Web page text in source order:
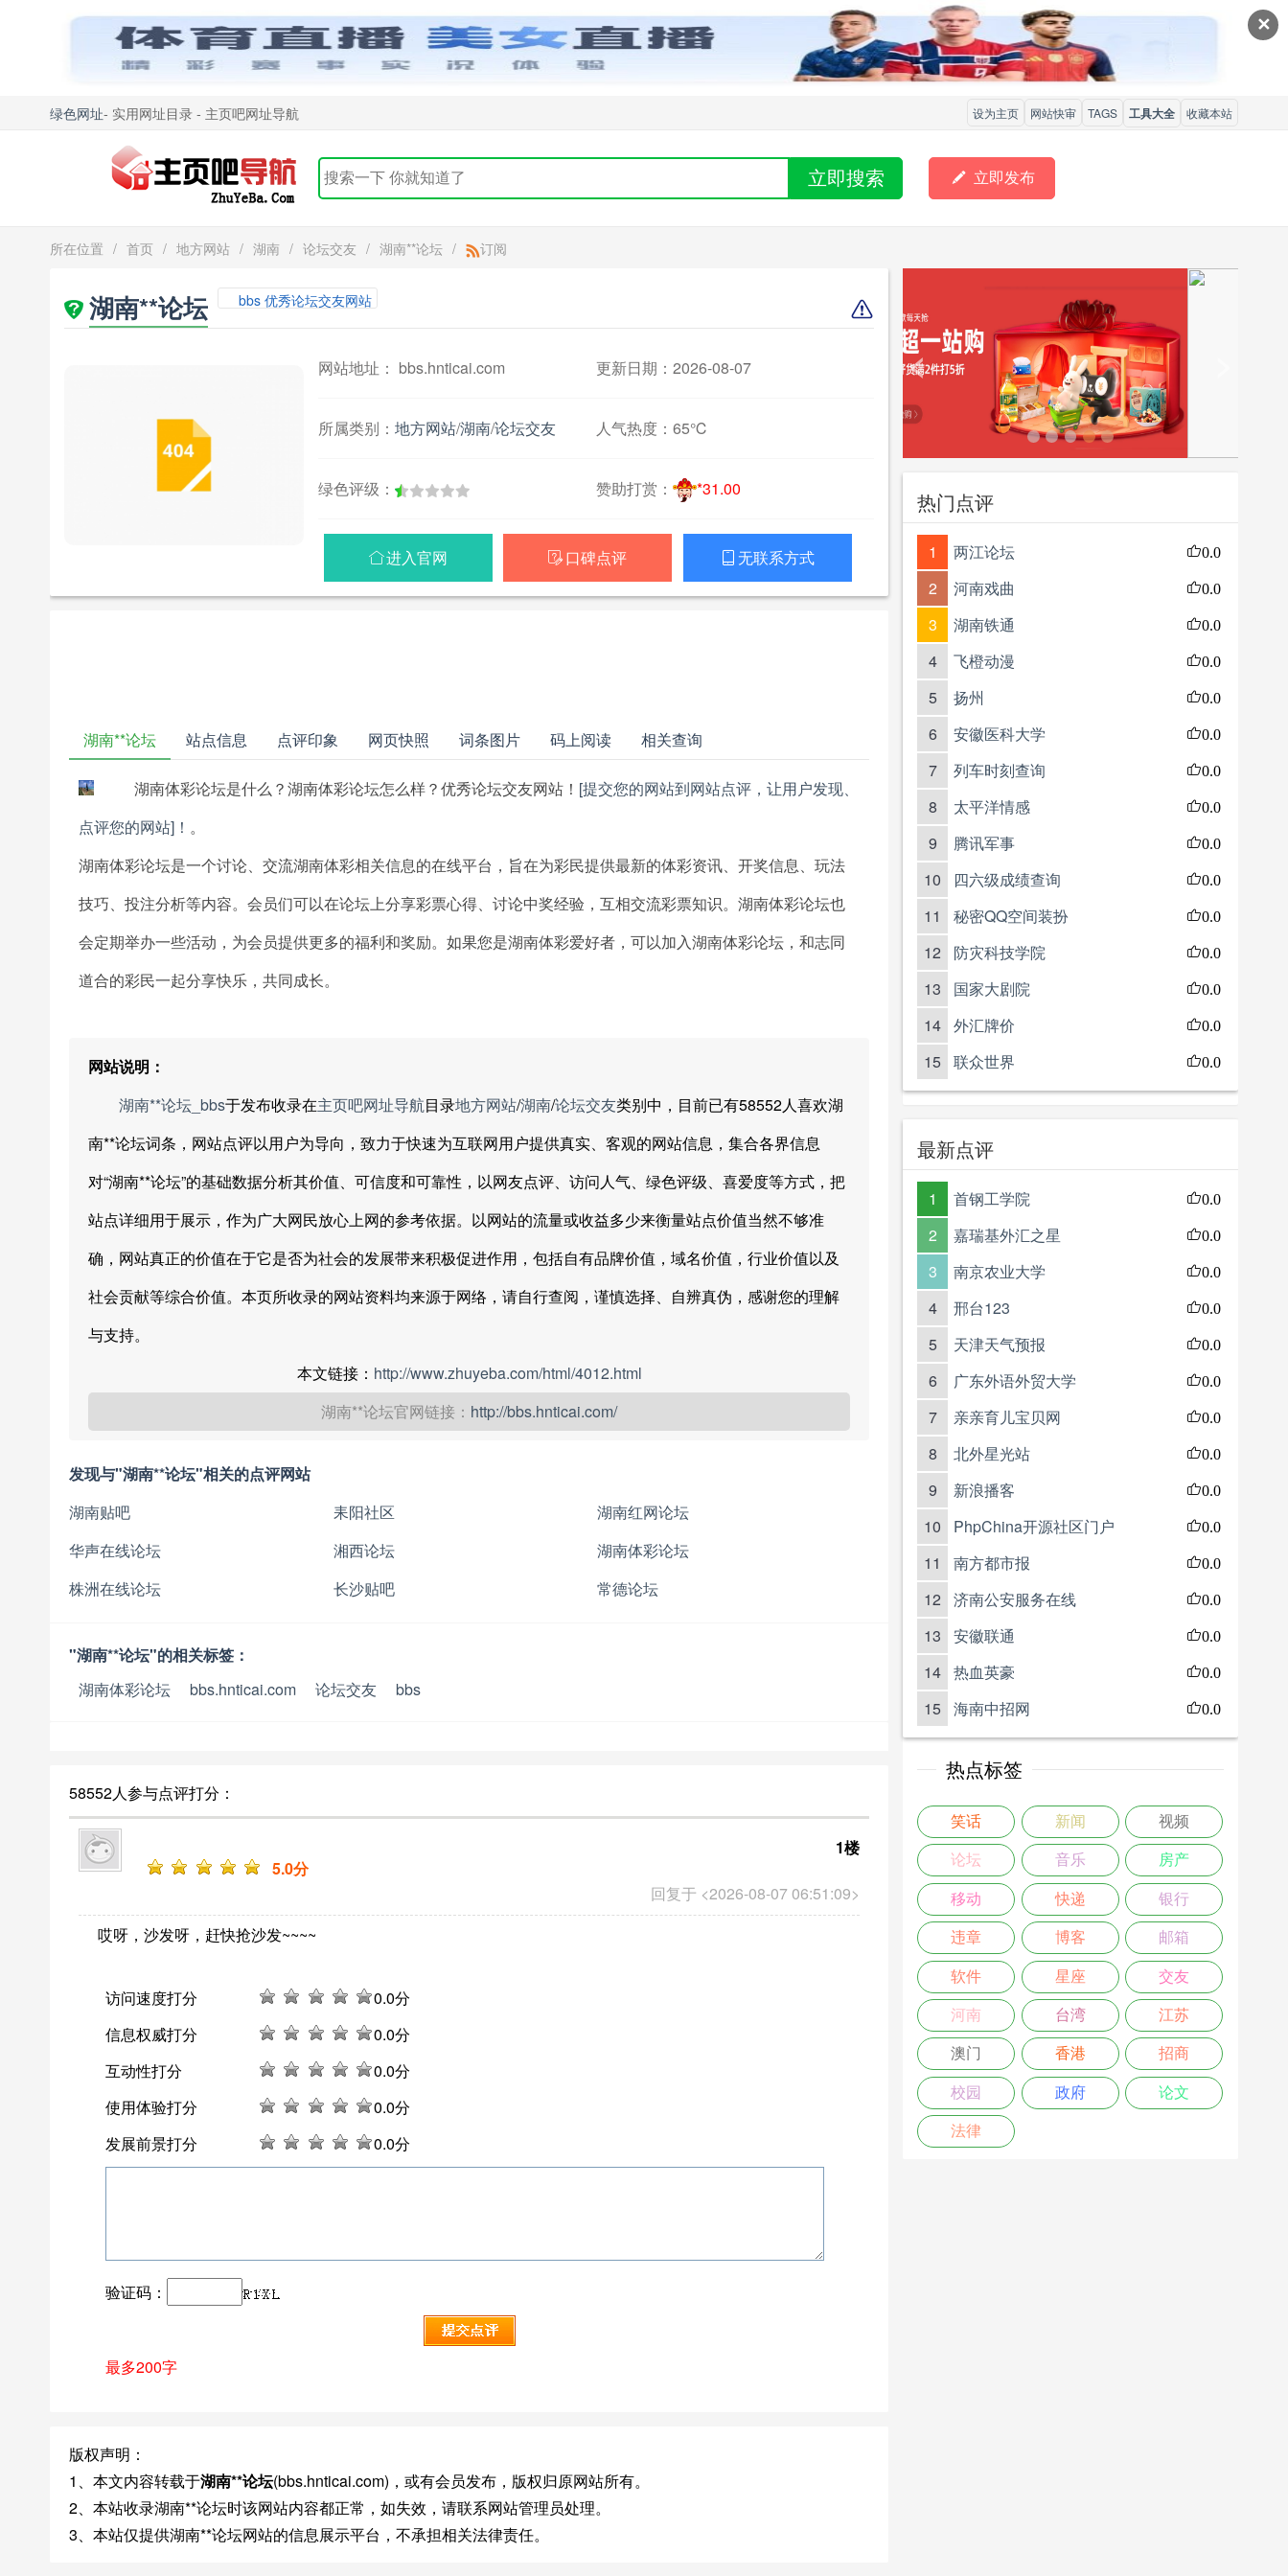
✕
绿色网址- 实用网址目录 - 主页吧网址导航 设为主页 网站快审 TAGS 工具大全 收藏本站
立即搜索  立即发布
所在位置 / 首页 / 地方网站 / 湖南 / 论坛交友 / 湖南**论坛 / 订阅
湖南**论坛 bbs 优秀论坛交友网站
网站地址： bbs.hnticai.com 更新日期：2026-08-07
所属类别： 地方网站/湖南/论坛交友 人气热度： 65℃
绿色评级： 赞助打赏： *31.00
进入官网  口碑点评  无联系方式
湖南**论坛 站点信息 点评印象 网页快照 词条图片 码上阅读 相关查询
湖南体彩论坛是什么？湖南体彩论坛怎么样？优秀论坛交友网站！ [提交您的网站到网站点评，让用户发现、
点评您的网站]！ 。
湖南体彩论坛是一个讨论、交流湖南体彩相关信息的在线平台，旨在为彩民提供最新的体彩资讯、开奖信息、玩法
技巧、投注分析等内容。会员们可以在论坛上分享彩票心得、讨论中奖经验，互相交流彩票知识。湖南体彩论坛也
会定期举办一些活动，为会员提供更多的福利和奖励。如果您是湖南体彩爱好者，可以加入湖南体彩论坛，和志同
道合的彩民一起分享快乐，共同成长。
网站说明：
湖南**论坛_bbs于发布收录在主页吧网址导航目录地方网站/湖南/论坛交友类别中，目前已有58552人喜欢湖
南**论坛词条，网站点评以用户为导向，致力于快速为互联网用户提供真实、客观的网站信息，集合各界信息
对“湖南**论坛”的基础数据分析其价值、可信度和可靠性，以网友点评、访问人气、绿色评级、喜爱度等方式，把
站点详细用于展示，作为广大网民放心上网的参考依据。以网站的流量或收益多少来衡量站点价值当然不够准
确，网站真正的价值在于它是否为社会的发展带来积极促进作用，包括自有品牌价值，域名价值，行业价值以及
社会贡献等综合价值。本页所收录的网站资料均来源于网络，请自行查阅，谨慎选择、自辨真伪，感谢您的理解
与支持。
本文链接： http://www.zhuyeba.com/html/4012.html
湖南**论坛官网链接： http://bbs.hnticai.com/
发现与"湖南**论坛"相关的点评网站
湖南贴吧
耒阳社区
湖南红网论坛
华声在线论坛
湘西论坛
湖南体彩论坛
株洲在线论坛
长沙贴吧 常德论坛
"湖南**论坛"的相关标签：
湖南体彩论坛
bbs.hnticai.com 论坛交友 bbs
58552人参与点评打分：
回复于 <2026-08-07 06:51:09>
1楼
5.0分
哎呀，沙发呀，赶快抢沙发~~~~
访问速度打分 0.0分
信息权威打分
0.0分
互动性打分
0.0分
使用体验打分
0.0分
发展前景打分
0.0分
验证码：
最多200字
版权声明：
1、本文内容转载于湖南**论坛(bbs.hnticai.com)，或有会员发布，版权归原网站所有。
2、本站收录湖南**论坛时该网站内容都正常，如失效，请联系网站管理员处理。
3、本站仅提供湖南**论坛网站的信息展示平台，不承担相关法律责任。
<
热门点评
1 两江论坛 0.0
2 河南戏曲 0.0
3 湖南铁通 0.0
4 飞橙动漫 0.0
5 扬州 0.0
6 安徽医科大学 0.0
7 列车时刻查询 0.0
8 太平洋情感 0.0
9 腾讯军事 0.0
10 四六级成绩查询 0.0
11 秘密QQ空间装扮 0.0
12 防灾科技学院 0.0
13 国家大剧院 0.0
14 外汇牌价 0.0
15 联众世界 0.0
最新点评
1 首钢工学院 0.0
2 嘉瑞基外汇之星 0.0
3 南京农业大学 0.0
4 邢台123 0.0
5 天津天气预报 0.0
6 广东外语外贸大学 0.0
7 亲亲育儿宝贝网 0.0
8 北外星光站 0.0
9 新浪播客 0.0
10 PhpChina开源社区门户 0.0
11 南方都市报 0.0
12 济南公安服务在线 0.0
13 安徽联通 0.0
14 热血英豪 0.0
15 海南中招网 0.0
热点标签
笑话 新闻 视频
论坛 音乐 房产
移动 快递 银行
违章 博客 邮箱
软件 星座 交友
河南 台湾 江苏
澳门 香港 招商
校园 政府 论文
法律